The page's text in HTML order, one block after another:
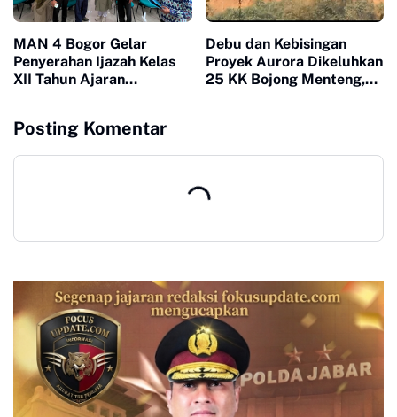
MAN 4 Bogor Gelar
Penyerahan Ijazah Kelas
XII Tahun Ajaran
Madrasah dan Keluarga
Debu dan Kebisingan
Proyek Aurora Dikeluhkan
25 KK Bojong Menteng,
Posting Komentar